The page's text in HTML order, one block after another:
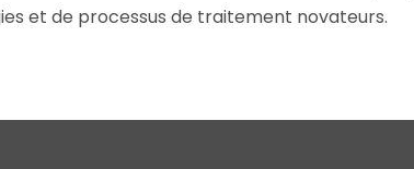
et de processus de traitement novateurs.